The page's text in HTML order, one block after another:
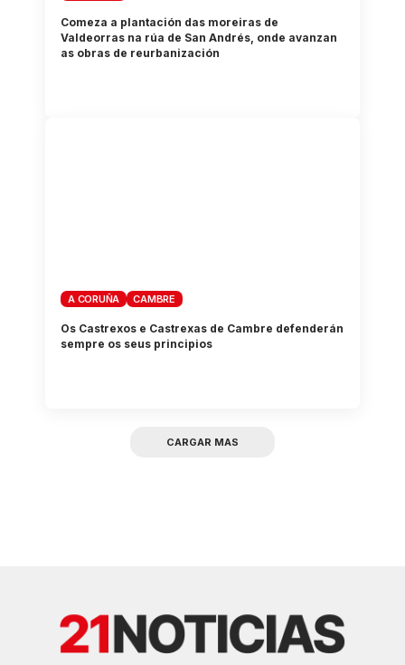
Comeza a plantación das moreiras de
Valdeorras na rúa de San Andrés, onde avanzan
as obras de reurbanización
A CORUÑA CAMBRE
Os Castrexos e Castrexas de Cambre defenderán
sempre os seus principios
CARGAR MAS